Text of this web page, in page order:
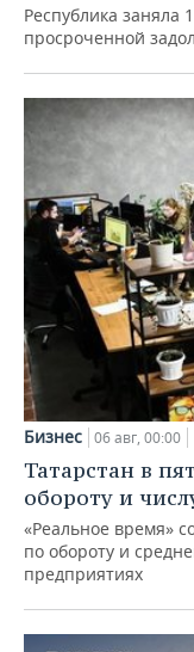
Республика заняла
просроченной
Бизнес 06 авг, 00:00
Татарстан в
обороту и
«Реальное время»
по обороту и
предприятиях